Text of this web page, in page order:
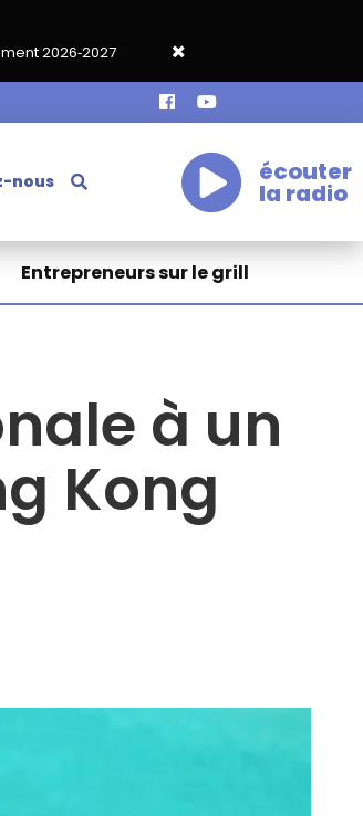
Grand café de rentrée HKA le vendredi 18
nous écouter
la radio
Entrepreneurs sur le grill
à un
Kong